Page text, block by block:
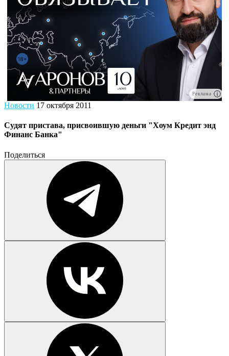
Реклама
Новости 17 октября 2011
Судят пристава, присвоившую деньги "Хоум Кредит энд
Финанс Банка"
Поделиться